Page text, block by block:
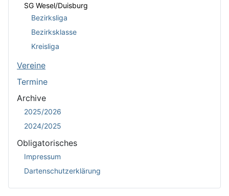
SG Wesel/Duisburg
Bezirksliga
Bezirksklasse
Kreisliga
Vereine
Termine
Archive
2025/2026
2024/2025
Obligatorisches
Impressum
Dartenschutzerklärung